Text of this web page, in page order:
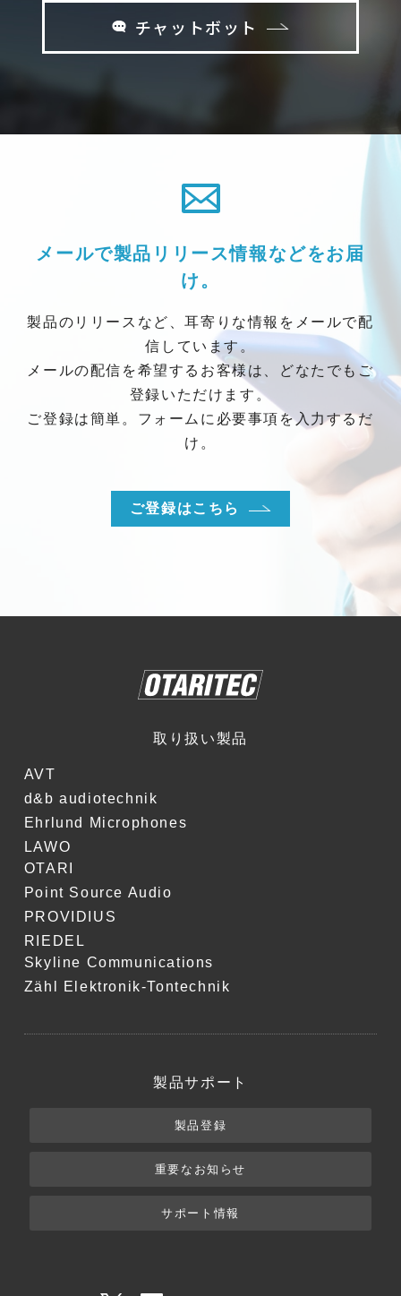
チャットボット
メールで製品リリース情報などをお届
け。
製品のリリースなど、耳寄りな情報をメールで配
信しています。
メールの配信を希望するお客様は、どなたでもご
登録いただけます。
ご登録は簡単。フォームに必要事項を入力するだ
け。
ご登録はこちら
取り扱い製品
AVT
d&b audiotechnik
Ehrlund Microphones
LAWO
OTARI
Point Source Audio
PROVIDIUS
RIEDEL
Skyline Communications
Zähl Elektronik-Tontechnik
製品サポート
製品登録
重要なお知らせ
サポート情報